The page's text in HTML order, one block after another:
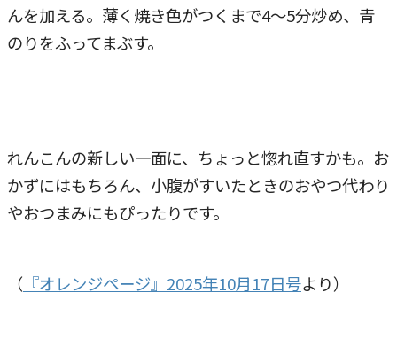
んを加える。薄く焼き色がつくまで4～5分炒め、青
のりをふってまぶす。
れんこんの新しい一面に、ちょっと惚れ直すかも。お
かずにはもちろん、小腹がすいたときのおやつ代わり
やおつまみにもぴったりです。
（ 『オレンジページ』2025年10月17日号より）